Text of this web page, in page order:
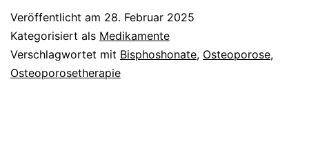
Veröffentlicht am 28. Februar 2025
Kategorisiert als Medikamente
Verschlagwortet mit Bisphoshonate, Osteoporose,
Osteoporosetherapie